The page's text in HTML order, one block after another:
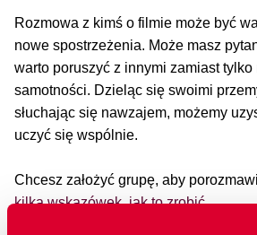
Rozmowa z kimś o filmie może być
nowe spostrzeżenia. Może masz
warto poruszyć z innymi zamiast
samotności. Dzieląc się swoimi
słuchając się nawzajem, możemy
uczyć się wspólnie.
Chcesz założyć grupę, aby
kilka wskazówek, jak to zrobić.